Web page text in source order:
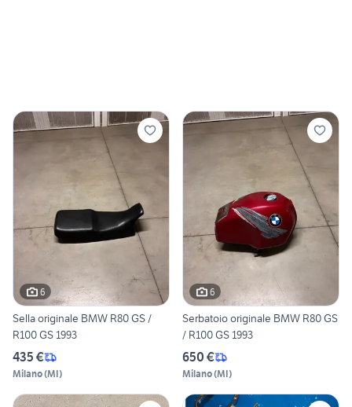
6
Sella originale BMW R80 GS /
R100 GS 1993
435 €
Milano(MI)
6
Serbatoio originale BMW R80 GS
/ R100 GS 1993
650 €
Milano(MI)